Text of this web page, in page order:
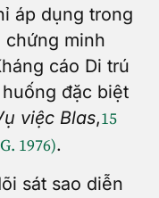
áp dụng trong
minh
cáo Di trú
đặc biệt
việc Blas,15
1976).
sát sao diễn